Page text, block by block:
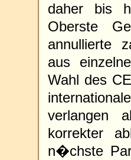
daher bis
Oberste
annullierte
aus
Wahl des
verlangen
korrekter
n�chste